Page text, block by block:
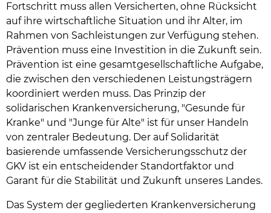
Fortschritt muss allen Versicherten, ohne Rücksicht
auf ihre wirtschaftliche Situation und ihr Alter, im
Rahmen von Sachleistungen zur Verfügung stehen.
Prävention muss eine Investition in die Zukunft sein.
Prävention ist eine gesamtgesellschaftliche Aufgabe,
die zwischen den verschiedenen Leistungsträgern
koordiniert werden muss. Das Prinzip der
solidarischen Krankenversicherung, "Gesunde für
Kranke" und "Junge für Alte" ist für unser Handeln
von zentraler Bedeutung. Der auf Solidarität
basierende umfassende Versicherungsschutz der
GKV ist ein entscheidender Standortfaktor und
Garant für die Stabilität und Zukunft unseres Landes.
Das System der gegliederten Krankenversicherung